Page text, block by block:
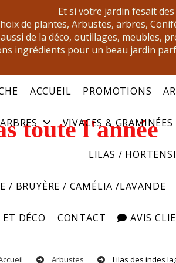
Et si votre jardin fesait des
de plantes, Arbustes, arbres,
de la déco, outillages, meubles,
ingrédients pour un beau jardin
toute l'année
ACCUEIL PROMOTIONS
ARBRES VIVACES & GRAMINÉES
LILAS /
/ BRUYÈRE / CAMÉLIA /LAVANDE
DÉCO CONTACT AVIS
Arbustes Lilas des indes